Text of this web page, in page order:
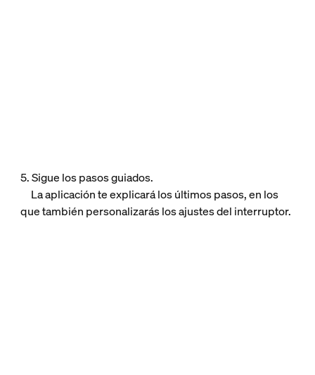
5. Sigue los pasos guiados.
La aplicación te explicará los últimos pasos, en los
que también personalizarás los ajustes del interruptor.